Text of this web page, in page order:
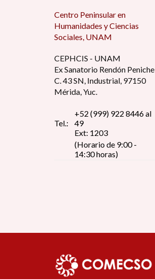
Centro Peninsular en
Humanidades y Ciencias
Sociales, UNAM
CEPHCIS - UNAM
Ex Sanatorio Rendón Peniche
C. 43 SN, Industrial, 97150
Mérida, Yuc.
Tel.:
+52 (999) 922 8446 al
49
Ext: 1203
(Horario de 9:00 -
14:30 horas)